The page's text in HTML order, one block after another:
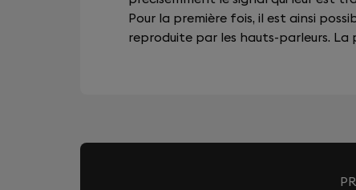
Pour la première fois, il est ainsi
reproduite par les hauts-parleurs. La